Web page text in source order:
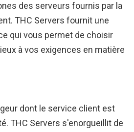
des serveurs fournis par la
THC Servers fournit une
qui vous permet de choisir
à vos exigences en matière
dont le service client est
THC Servers s'enorgueillit de